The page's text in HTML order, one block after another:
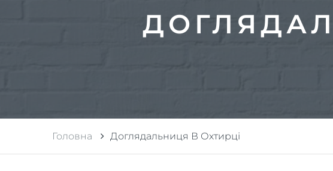
Головна Доглядальниця В Охтирці